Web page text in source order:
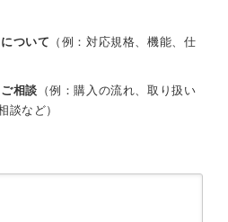
ついて （例：対応規格、機能、仕
相談 （例：購入の流れ、取り扱い
談など）